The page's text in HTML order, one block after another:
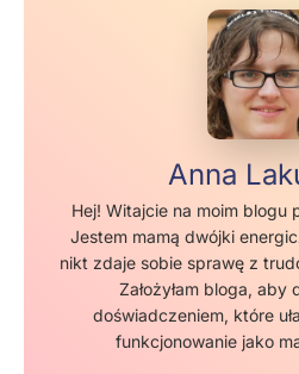
Anna
Hej! Witajcie na moim blogu
Jestem mamą dwójki
nikt zdaje sobie sprawę z
Założyłam bloga, aby
doświadczeniem, które
funkcjonowanie jako